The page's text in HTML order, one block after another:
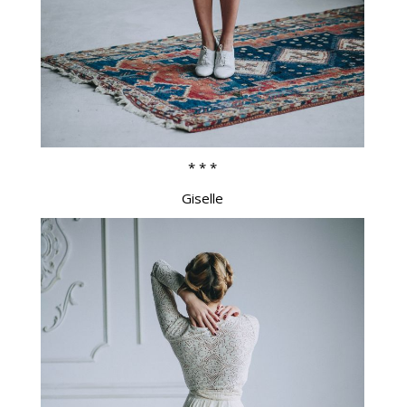
* * *
Giselle